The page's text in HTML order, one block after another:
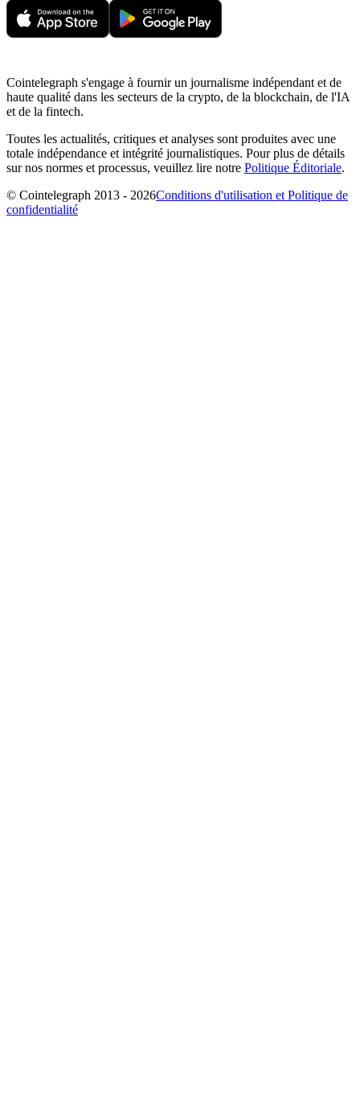
Cointelegraph s'engage à fournir un journalisme indépendant et de
haute qualité dans les secteurs de la crypto, de la blockchain, de l'IA
et de la fintech.
Toutes les actualités, critiques et analyses sont produites avec une
totale indépendance et intégrité journalistiques. Pour plus de détails
sur nos normes et processus, veuillez lire notre Politique Éditoriale.
© Cointelegraph 2013 - 2026Conditions d'utilisation et Politique de
confidentialité